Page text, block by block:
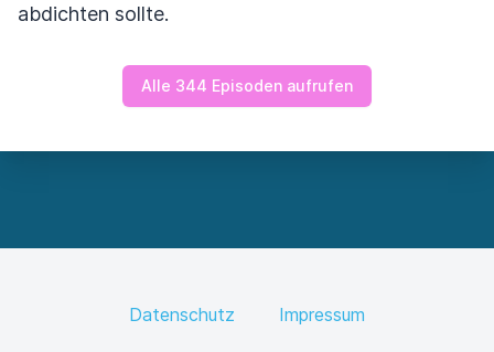
abdichten sollte.
Alle 344 Episoden aufrufen
Datenschutz Impressum